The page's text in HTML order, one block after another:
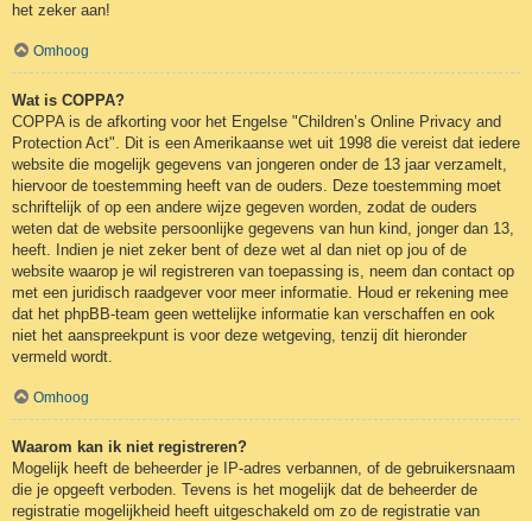
het zeker aan!
Omhoog
Wat is COPPA?
COPPA is de afkorting voor het Engelse "Children’s Online Privacy and
Protection Act". Dit is een Amerikaanse wet uit 1998 die vereist dat iedere
website die mogelijk gegevens van jongeren onder de 13 jaar verzamelt,
hiervoor de toestemming heeft van de ouders. Deze toestemming moet
schriftelijk of op een andere wijze gegeven worden, zodat de ouders
weten dat de website persoonlijke gegevens van hun kind, jonger dan 13,
heeft. Indien je niet zeker bent of deze wet al dan niet op jou of de
website waarop je wil registreren van toepassing is, neem dan contact op
met een juridisch raadgever voor meer informatie. Houd er rekening mee
dat het phpBB-team geen wettelijke informatie kan verschaffen en ook
niet het aanspreekpunt is voor deze wetgeving, tenzij dit hieronder
vermeld wordt.
Omhoog
Waarom kan ik niet registreren?
Mogelijk heeft de beheerder je IP-adres verbannen, of de gebruikersnaam
die je opgeeft verboden. Tevens is het mogelijk dat de beheerder de
registratie mogelijkheid heeft uitgeschakeld om zo de registratie van